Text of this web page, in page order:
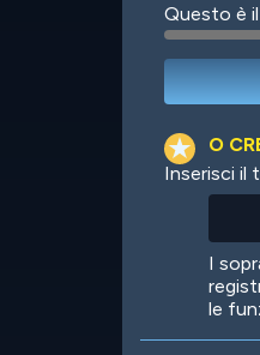
Robotic
Questo è
O
Inserisci il
I
le